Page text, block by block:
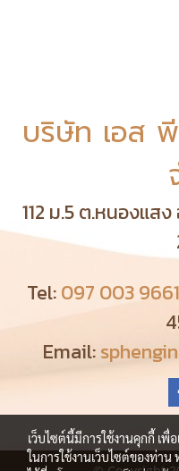
บริษัท เอส
112 ม.5 ต.หนองแส
Tel:097 003 9661
Email:
เว็บไซต์นี้มีการใช้งานคุกกี้ เ
ในการใช้งานเว็บไซต์ของท่า